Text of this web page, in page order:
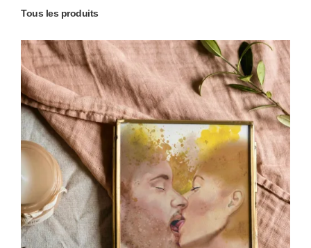
Tous les produits